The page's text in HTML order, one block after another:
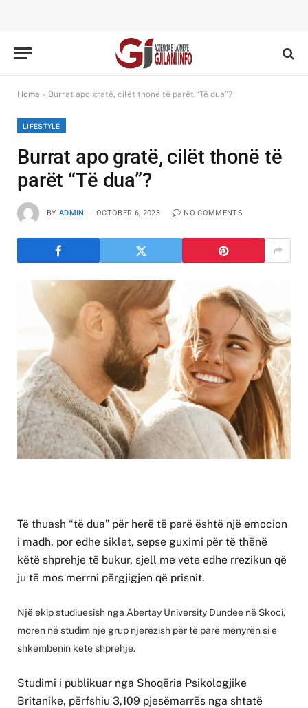
Home » Burrat apo gratë, cilët thonë të parët “Të dua”?
LIFESTYLE
Burrat apo gratë, cilët thonë të
parët “Të dua”?
BY ADMIN OCTOBER 6, 2023 NO COMMENTS
Të thuash “të dua” për herë të parë është një emocion
i madh, por edhe siklet, sepse guximi për të thënë
këtë shprehje të bukur, sjell me vete edhe rrezikun që
ju të mos merrni përgjigjen që prisnit.
Një ekip studiuesish nga Abertay University Dundee në Skoci,
morën në studim një grup njerëzish për të parë mënyrën si e
shkëmbenin këtë shprehje.
Studimi i publikuar nga Shoqëria Psikologjike
Britanike, përfshiu 3,109 pjesëmarrës nga shtatë